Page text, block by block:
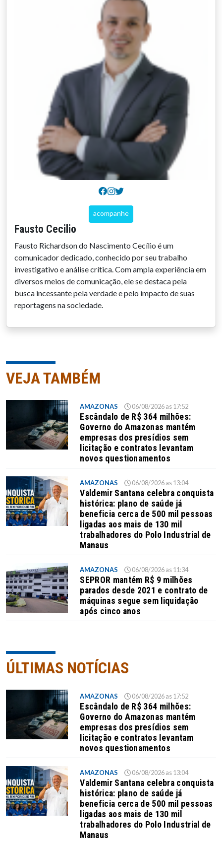
acompanhe
Fausto Cecilio
Fausto Richardson do Nascimento Cecílio é um
comunicador dedicado, conhecido por seu trabalho
investigativo e análise crítica. Com ampla experiência em
diversos meios de comunicação, ele se destaca pela
busca incessante pela verdade e pelo impacto de suas
reportagens na sociedade.
VEJA TAMBÉM
AMAZONAS 06/08/2026 as 17:52
Escândalo de R$ 364 milhões:
Governo do Amazonas mantém
empresas dos presídios sem
licitação e contratos levantam
novos questionamentos
AMAZONAS 06/08/2026 as 13:04
Valdemir Santana celebra conquista
histórica: plano de saúde já
beneficia cerca de 500 mil pessoas
ligadas aos mais de 130 mil
trabalhadores do Polo Industrial de
Manaus
AMAZONAS 06/08/2026 as 11:34
SEPROR mantém R$ 9 milhões
parados desde 2021 e contrato de
máquinas segue sem liquidação
após cinco anos
ÚLTIMAS NOTÍCIAS
AMAZONAS 06/08/2026 as 17:52
Escândalo de R$ 364 milhões:
Governo do Amazonas mantém
empresas dos presídios sem
licitação e contratos levantam
novos questionamentos
AMAZONAS 06/08/2026 as 13:04
Valdemir Santana celebra conquista
histórica: plano de saúde já
beneficia cerca de 500 mil pessoas
ligadas aos mais de 130 mil
trabalhadores do Polo Industrial de
Manaus